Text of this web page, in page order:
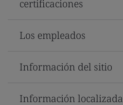
certificaciones
Los empleados
Información del sitio
Información localizada